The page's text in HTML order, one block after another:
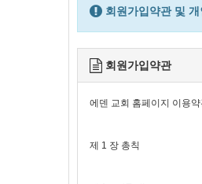
회원가입약관 및
회원가입약관
에덴 교회 홈페이지 이용
제 1 장 총칙